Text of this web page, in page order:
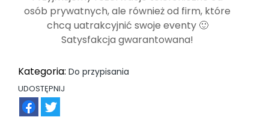
osób prywatnych, ale również od firm, które
chcą uatrakcyjnić swoje eventy 🙂
Satysfakcja gwarantowana!
Kategoria: Do przypisania
UDOSTĘPNIJ